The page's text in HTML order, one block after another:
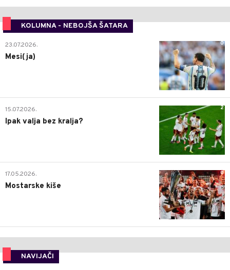
KOLUMNA - NEBOJŠA ŠATARA
0
23.07.2026.
Mesi(ja)
2
15.07.2026.
Ipak valja bez kralja?
0
17.05.2026.
Mostarske kiše
NAVIJAČI